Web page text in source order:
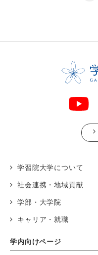
学習院大学について
社会連携・地域貢献
学部・大学院
キャリア・就職
学内向けページ